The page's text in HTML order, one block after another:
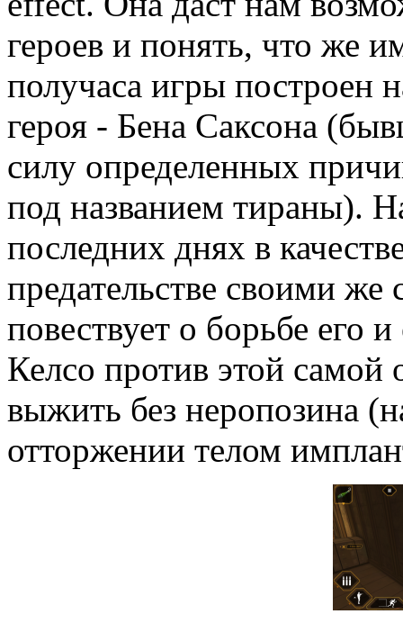
героев и понять, что же
получаса игры построен
героя - Бена Саксона
силу определенных
под названием тираны).
последних днях в
предательстве своими
повествует о борьбе его
Келсо против этой самой
выжить без неропозина
отторжении телом